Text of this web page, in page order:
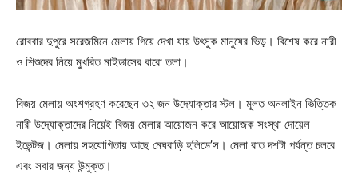
রোববার দুপুরে সরেজমিনে মেলায় গিয়ে দেখা যায় উৎসুক মানুষের ভিড়। বিশেষ করে নারী
ও শিশুদের নিয়ে মুখরিত মাইডাসের বারো তলা।
বিজয় মেলায় অংশগ্রহণ করেছেন ৩২ জন উদ্যোক্তার স্টল। মূলত অনলাইন ভিত্তিক
নারী উদ্যোক্তাদের নিয়েই বিজয় মেলার আয়োজন করে আয়োজক সংস্থা দোয়েল
ইভেন্টজ। মেলায় সহযোগিতায় আছে মেঘবাড়ি হলিডে’স। মেলা রাত দশটা পর্যন্ত চলবে
এবং সবার জন্য উন্মুক্ত।